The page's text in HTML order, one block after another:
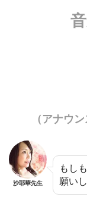
（アナウ
沙耶華先生
もし
願い